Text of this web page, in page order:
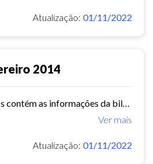
Atualização: 01/11/2022
2014
Ver mais
Atualização: 01/11/2022